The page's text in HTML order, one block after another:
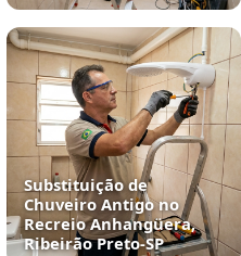
Substituição de
Chuveiro Antigo no
Recreio Anhangüera,
Ribeirão Preto‑SP